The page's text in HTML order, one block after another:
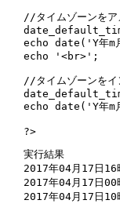
//タイムゾーンをア
echo date('Y年m
echo '<br>';
//タイムゾーンをイ
echo date('Y年m
?>
実行結果
2017年04月17日16
2017年04月17日00
2017年04月17日10